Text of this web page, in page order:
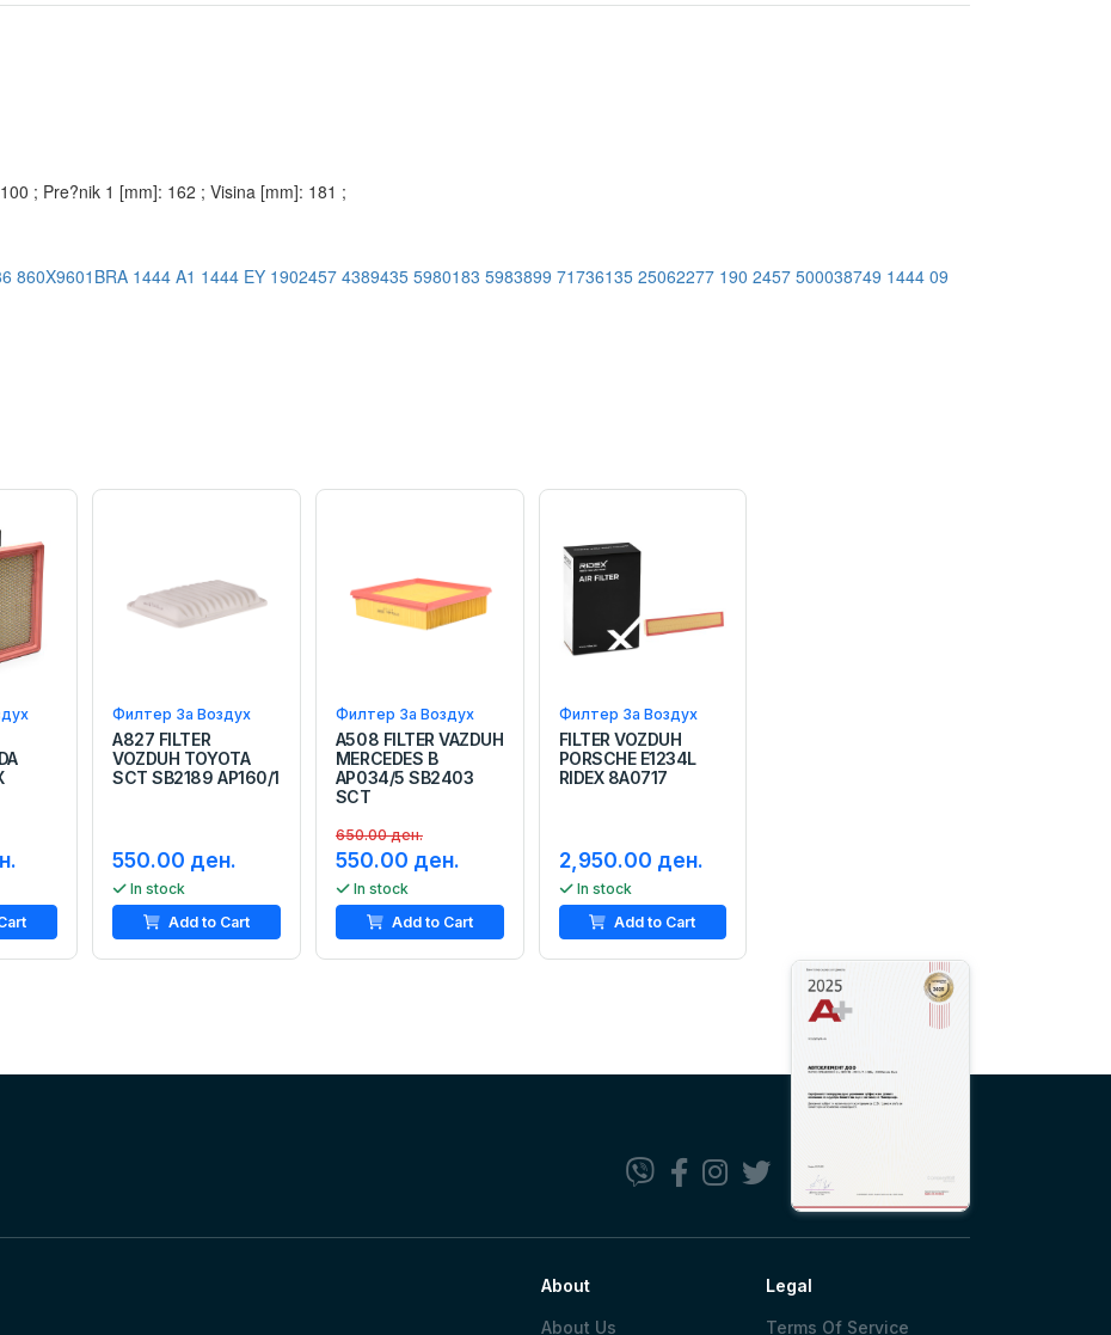
; Pre?nik 1 [mm]: 162 ; Visina [mm]: 181 ;
860X9601BRA 1444 A1 1444 EY 1902457 4389435 5980183 5983899 71736135 25062277 190 2457 500038749 1444 09
Филтер За Воздух
A827 FILTER
VOZDUH TOYOTA
SCT SB2189 AP160/1
550.00 ден.
In stock
Add to Cart
Филтер За Воздух
A508 FILTER VAZDUH
MERCEDES B
AP034/5 SB2403
SCT
650.00 ден.
550.00 ден.
In stock
Add to Cart
Филтер За Воздух
FILTER VOZDUH
PORSCHE E1234L
RIDEX 8A0717
2,950.00 ден.
In stock
Add to Cart
About
About Us
Legal
Terms Of Service